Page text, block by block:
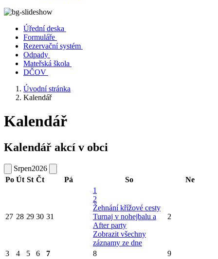
Úřední deska
Formuláře
Rezervační systém
Odpady
Mateřská škola
DČOV
Úvodní stránka
Kalendář
Kalendář
Kalendář akcí v obci
Srpen2026
Po Út St Čt Pá So Ne
27 28 29 30 31
1
2
Žehnání křížové cesty
Turnaj v nohejbalu a
After party
Zobrazit všechny
záznamy ze dne
2
3 4 5 6 7 8 9